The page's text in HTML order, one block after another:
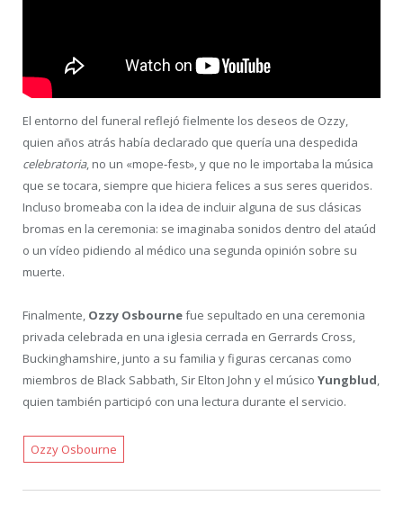
El entorno del funeral reflejó fielmente los deseos de Ozzy,
quien años atrás había declarado que quería una despedida
celebratoria, no un «mope‑fest», y que no le importaba la música
que se tocara, siempre que hiciera felices a sus seres queridos.
Incluso bromeaba con la idea de incluir alguna de sus clásicas
bromas en la ceremonia: se imaginaba sonidos dentro del ataúd
o un vídeo pidiendo al médico una segunda opinión sobre su
muerte.
Finalmente, Ozzy Osbournefue sepultado en una ceremonia
privada celebrada en una iglesia cerrada en Gerrards Cross,
Buckinghamshire, junto a su familia y figuras cercanas como
miembros de Black Sabbath, Sir Elton John y el músico Yungblud,
quien también participó con una lectura durante el servicio.
Ozzy Osbourne